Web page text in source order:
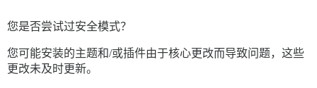
您是否尝试过安全模式？
您可能安装的主题和/或插件由于核心更改而导致问题，这些
更改未及时更新。